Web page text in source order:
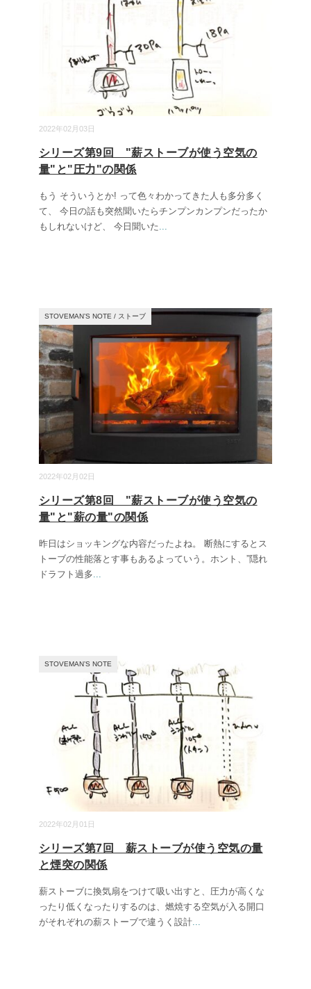
2022年02月03日
シリーズ第9回 "薪ストーブが使う空気の
量"と"圧力"の関係
もう そういうとか! って色々わかってきた人も多分多く
て、 今日の話も突然聞いたらチンプンカンプンだったか
もしれないけど、 今日聞いた...
2022年02月02日
STOVEMAN’S NOTE / ストーブ
シリーズ第8回 "薪ストーブが使う空気の
量"と"薪の量"の関係
昨日はショッキングな内容だったよね。 断熱にするとス
トーブの性能落とす事もあるよっていう。ホント、”隠れ
ドラフト過多...
2022年02月01日
STOVEMAN’S NOTE
シリーズ第7回 薪ストーブが使う空気の量
と煙突の関係
薪ストーブに換気扇をつけて吸い出すと、圧力が高くな
ったり低くなったりするのは、燃焼する空気が入る開口
がそれぞれの薪ストーブで違うく設計...